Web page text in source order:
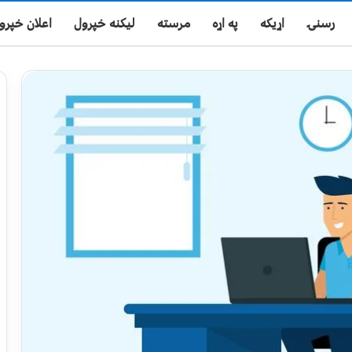
رسنۍ اړیکه په اړه مرسته لیکنه خپرول اعلان